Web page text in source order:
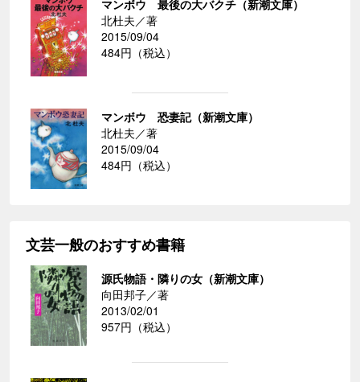
マンボウ 最後の大バクチ（新潮文庫）
北杜夫／著
2015/09/04
484円（税込）
マンボウ 恐妻記（新潮文庫）
北杜夫／著
2015/09/04
484円（税込）
文芸一般のおすすめ書籍
源氏物語・隣りの女（新潮文庫）
向田邦子／著
2013/02/01
957円（税込）